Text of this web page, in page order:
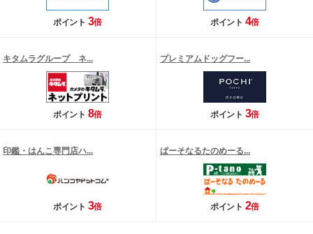
ポイント 3倍 ポイント 4倍
キタムラグループ ネ...
ポイント 8倍
プレミアムドッグフー...
ポイント 3倍
印鑑・はんこ専門店ハ...
ポイント 3倍
ぱーそなるたのめーる...
ポイント 2倍